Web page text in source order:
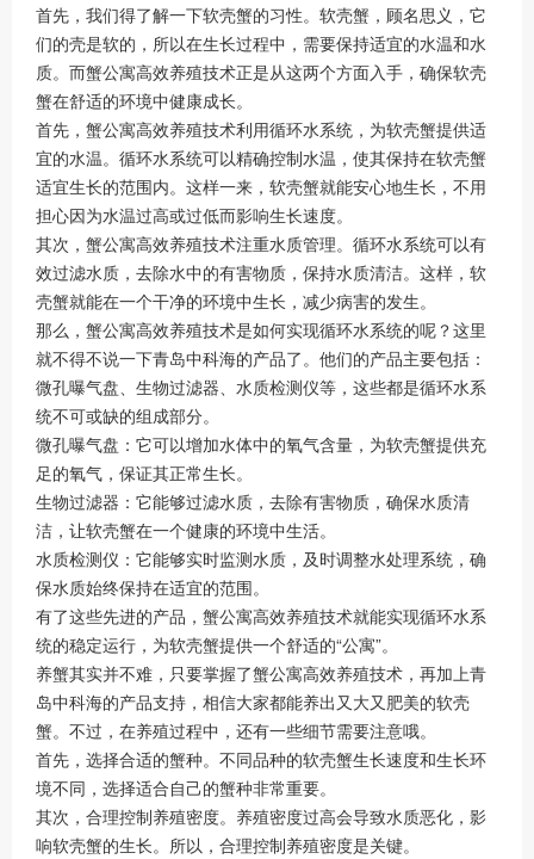
首先，我们得了解一下软壳蟹的习性。软壳蟹，顾名思义，它
们的壳是软的，所以在生长过程中，需要保持适宜的水温和水
质。而蟹公寓高效养殖技术正是从这两个方面入手，确保软壳
蟹在舒适的环境中健康成长。
首先，蟹公寓高效养殖技术利用循环水系统，为软壳蟹提供适
宜的水温。循环水系统可以精确控制水温，使其保持在软壳蟹
适宜生长的范围内。这样一来，软壳蟹就能安心地生长，不用
担心因为水温过高或过低而影响生长速度。
其次，蟹公寓高效养殖技术注重水质管理。循环水系统可以有
效过滤水质，去除水中的有害物质，保持水质清洁。这样，软
壳蟹就能在一个干净的环境中生长，减少病害的发生。
那么，蟹公寓高效养殖技术是如何实现循环水系统的呢？这里
就不得不说一下青岛中科海的产品了。他们的产品主要包括：
微孔曝气盘、生物过滤器、水质检测仪等，这些都是循环水系
统不可或缺的组成部分。
微孔曝气盘：它可以增加水体中的氧气含量，为软壳蟹提供充
足的氧气，保证其正常生长。
生物过滤器：它能够过滤水质，去除有害物质，确保水质清
洁，让软壳蟹在一个健康的环境中生活。
水质检测仪：它能够实时监测水质，及时调整水处理系统，确
保水质始终保持在适宜的范围。
有了这些先进的产品，蟹公寓高效养殖技术就能实现循环水系
统的稳定运行，为软壳蟹提供一个舒适的“公寓”。
养蟹其实并不难，只要掌握了蟹公寓高效养殖技术，再加上青
岛中科海的产品支持，相信大家都能养出又大又肥美的软壳
蟹。不过，在养殖过程中，还有一些细节需要注意哦。
首先，选择合适的蟹种。不同品种的软壳蟹生长速度和生长环
境不同，选择适合自己的蟹种非常重要。
其次，合理控制养殖密度。养殖密度过高会导致水质恶化，影
响软壳蟹的生长。所以，合理控制养殖密度是关键。